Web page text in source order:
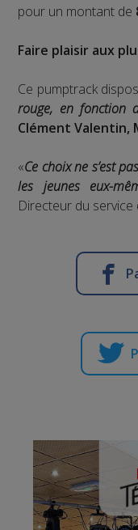
pour un montant de
Faire plaisir aux
Ce pumptrack
rouge, en fonction
Clément Valentin,
«Ce choix ne s’est
les jeunes eux-
Directeur du service